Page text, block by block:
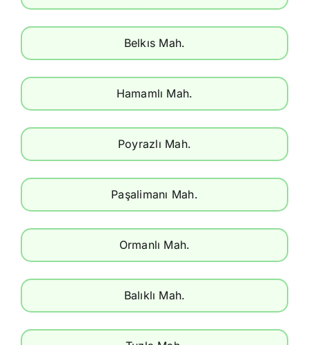
Belkıs Mah.
Hamamlı Mah.
Poyrazlı Mah.
Paşalimanı Mah.
Ormanlı Mah.
Balıklı Mah.